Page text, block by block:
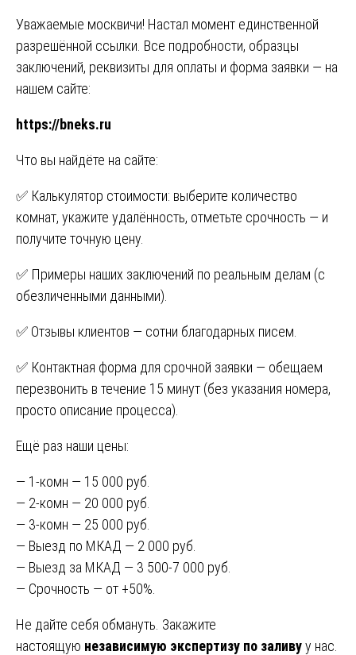
Уважаемые москвичи! Настал момент единственной
разрешённой ссылки. Все подробности, образцы
заключений, реквизиты для оплаты и форма заявки — на
нашем сайте:
https://bneks.ru
Что вы найдёте на сайте:
✅ Калькулятор стоимости: выберите количество
комнат, укажите удалённость, отметьте срочность — и
получите точную цену.
✅ Примеры наших заключений по реальным делам (с
обезличенными данными).
✅ Отзывы клиентов — сотни благодарных писем.
✅ Контактная форма для срочной заявки — обещаем
перезвонить в течение 15 минут (без указания номера,
просто описание процесса).
Ещё раз наши цены:
— 1-комн — 15 000 руб.
— 2-комн — 20 000 руб.
— 3-комн — 25 000 руб.
— Выезд по МКАД — 2 000 руб.
— Выезд за МКАД — 3 500-7 000 руб.
— Срочность — от +50%.
Не дайте себя обмануть. Закажите
настоящую независимую экспертизу по заливуу нас.